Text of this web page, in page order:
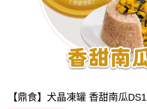
【鼎食】犬晶凍罐 香甜南瓜DS1